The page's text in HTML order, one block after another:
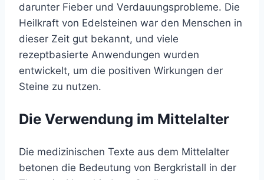
darunter Fieber und Verdauungsprobleme. Die
Heilkraft von Edelsteinen war den Menschen in
dieser Zeit gut bekannt, und viele
rezeptbasierte Anwendungen wurden
entwickelt, um die positiven Wirkungen der
Steine zu nutzen.
Die Verwendung im Mittelalter
Die medizinischen Texte aus dem Mittelalter
betonen die Bedeutung von Bergkristall in der